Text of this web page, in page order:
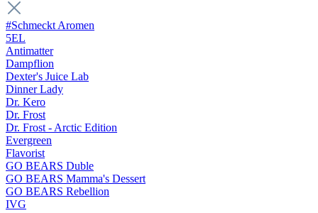
#Schmeckt Aromen
5EL
Antimatter
Dampflion
Dexter's Juice Lab
Dinner Lady
Dr. Kero
Dr. Frost
Dr. Frost - Arctic Edition
Evergreen
Flavorist
GO BEARS Duble
GO BEARS Mamma's Dessert
GO BEARS Rebellion
IVG